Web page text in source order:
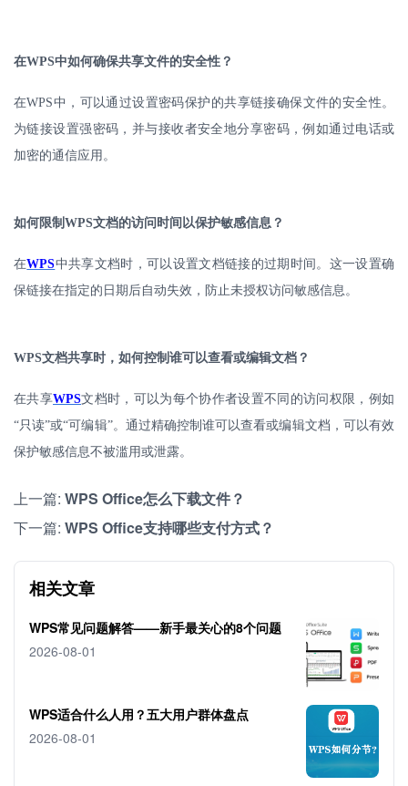
在WPS中如何确保共享文件的安全性？
在WPS中，可以通过设置密码保护的共享链接确保文件的安全性。
为链接设置强密码，并与接收者安全地分享密码，例如通过电话或
加密的通信应用。
如何限制 WPS文档的访问时间以保护敏感信息？
在WPS中共享文档时，可以设置文档链接的过期时间。这一设置确
保链接在指定的日期后自动失效，防止未授权访问敏感信息。
WPS文档共享时，如何控制谁可以查看或编辑文档？
在共享WPS文档时，可以为每个协作者设置不同的访问权限，例如
“只读”或“可编辑”。通过精确控制谁可以查看或编辑文档，可以有效
保护敏感信息不被滥用或泄露。
上一篇: WPS Office怎么下载文件？
下一篇: WPS Office支持哪些支付方式？
相关文章
WPS常见问题解答——新手最关心的8个问题
2026-08-01
WPS适合什么人用？五大用户群体盘点
2026-08-01